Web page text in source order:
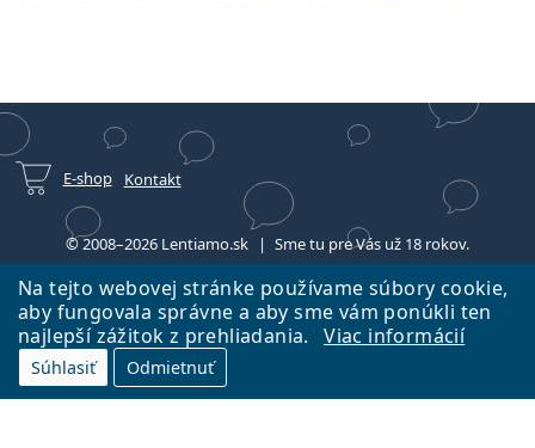
Na tejto webovej stránke používame súbory cookie,
aby fungovala správne a aby sme vám ponúkli ten
najlepší zážitok z prehliadania.
Viac informácií
Súhlasiť Odmietnuť
E-shop Kontakt
© 2008–2026 Lentiamo.sk Sme tu pre Vás už 18 rokov.